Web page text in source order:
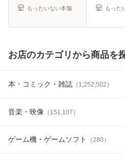
もったいない本舗 もった
お店のカテゴリから商品を
本・コミック・雑誌 （ 1,252,502 ）
音楽・映像 （ 151,107 ）
ゲーム機・ゲームソフト （280）